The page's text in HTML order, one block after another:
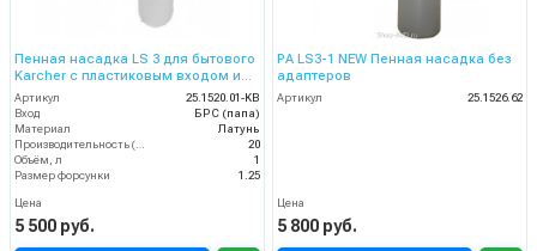
Пенная насадка LS 3 для бытового
Karcher с пластиковым входом и
латунной резьбой
Артикул
25.1520.01-KB
Вход
БРС (папа)
Материал
Латунь
20
Объём, л
1
Размер форсунки
1.25
Цена
5 500 руб.
PA LS3-1 NEW Пенная насадка без
адаптеров
Артикул 25.1526.62
Цена
5 800 руб.